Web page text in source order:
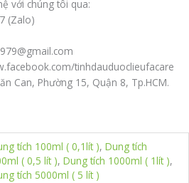
với chúng tôi qua:
(Zalo)
tinhdauduoclieufacare
Can, Phường 15, Quận 8, Tp.HCM.
tích 100ml ( 0,1lít ),Dung tích
( 0,5 lít ),Dung tích 1000ml ( 1lít ),
tích 5000ml ( 5 lít )